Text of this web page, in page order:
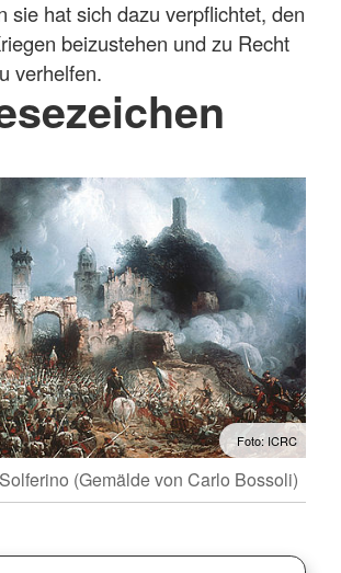
sie hat sich dazu verpflichtet, den
beizustehen und zu Recht
verhelfen.
Foto: ICRC
(Gemälde von Carlo Bossoli)